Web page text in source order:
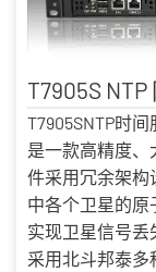
T7905S
T7905SNTP时
是一款高精度
件采用冗余架构
中各个卫星的原
实现卫星信号
采用北斗邦泰